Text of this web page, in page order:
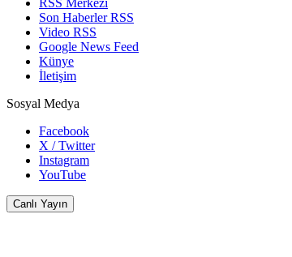
Son Haberler RSS
Video RSS
Google News Feed
Künye
İletişim
Sosyal Medya
Facebook
X / Twitter
Instagram
YouTube
Canlı Yayın